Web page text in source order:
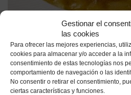
Gestionar el
las cookies
Para ofrecer las mejores experiencias,
cookies para almacenar y/o acceder a la
consentimiento de estas tecnologías nos
comportamiento de navegación o las
No consentir o retirar el consentimiento,
ciertas características y funciones.
Receta de María José San
30 min Media